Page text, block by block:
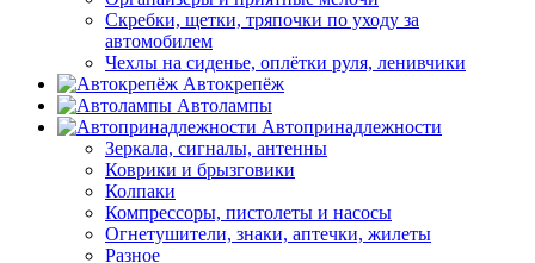
Скребки, щетки, тряпочки по уходу за
автомобилем
Чехлы на сиденье, оплётки руля, ленивчики
Автокрепёж
Автолампы
Автопринадлежности
Зеркала, сигналы, антенны
Коврики и брызговики
Колпаки
Компрессоры, пистолеты и насосы
Огнетушители, знаки, аптечки, жилеты
Разное